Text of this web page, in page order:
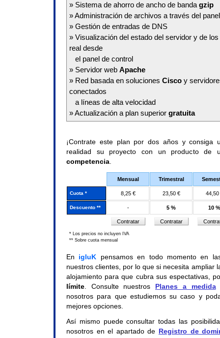
» Sistema de ahorro de ancho de banda gzip
» Administración de archivos a través del
» Gestión de entradas de DNS
» Visualización del estado del servidor y de
real desde
el panel de control
» Servidor web Apache
» Red basada en soluciones Cisco y
conectados
a líneas de alta velocidad
» Actualización a plan superior gratuita
¡Contrate este plan por dos años y consiga
realidad su proyecto con un producto de
competencia
Mensual Trimestral
Cuota * 8,25 € 23,50 € 44,50
Descuento ** - 5 % 10 %
* Los precios no incluyen IVA
** Sobre cuota mensual
En igluK pensamos en todo momento en
nuestros clientes, por lo que si necesita ampliar
alojamiento para que cubra sus espectativas,
límite . Consulte nuestros Planes a medida
nosotros para que estudiemos su caso y
mejores opciones.
Así mismo puede consultar todas las
nosotros en el apartado de Registro de